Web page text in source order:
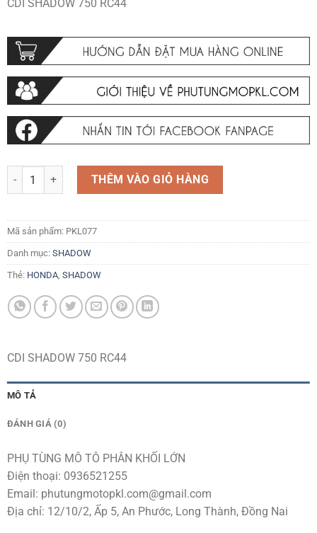
CDI SHADOW 750 RC44
CDI SHADOW 750 RC44 số lượngTHÊM VÀO GIỎ HÀNG
Mã sản phẩm: PKL077
Danh mục: SHADOW
Thẻ: HONDA, SHADOW
CDI SHADOW 750 RC44
MÔ TẢ
ĐÁNH GIÁ (0)
PHỤ TÙNG MÔ TÔ PHÂN KHỐI LỚN
Điện thoại: 0936521255
Email: phutungmotopkl.com@gmail.com
Địa chỉ: 12/10/2, Ấp 5, An Phước, Long Thành, Đồng Nai